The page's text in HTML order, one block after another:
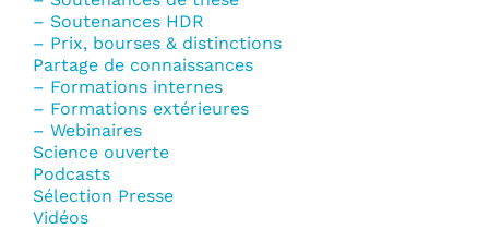
– Soutenances HDR
– Prix, bourses & distinctions
Partage de connaissances
– Formations internes
– Formations extérieures
– Webinaires
Science ouverte
Podcasts
Sélection Presse
Vidéos